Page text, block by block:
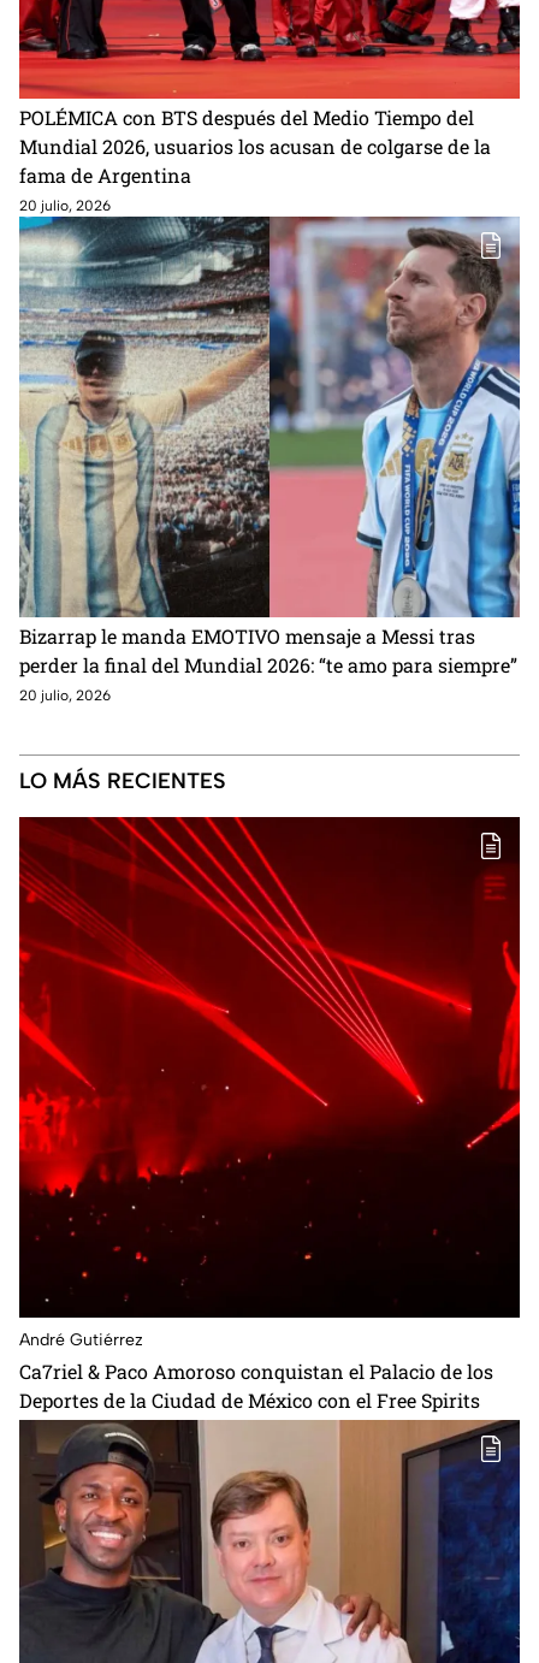
POLÉMICA con BTS después del Medio Tiempo del
Mundial 2026, usuarios los acusan de colgarse de la
fama de Argentina
20 julio, 2026
Bizarrap le manda EMOTIVO mensaje a Messi tras
perder la final del Mundial 2026: “te amo para siempre”
20 julio, 2026
LO MÁS RECIENTES
André Gutiérrez
Ca7riel & Paco Amoroso conquistan el Palacio de los
Deportes de la Ciudad de México con el Free Spirits